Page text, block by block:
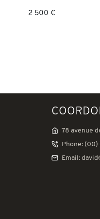
2 500 €
78 avenue
Phone: (00)
Email: